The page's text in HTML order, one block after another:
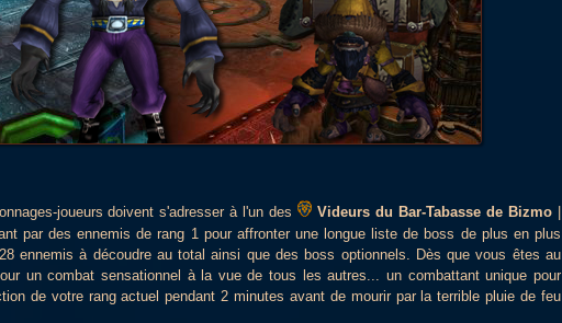
joueurs doivent s'adresser à l'un des Videurs du Bar-Tabasse de Bizmo|
par des ennemis de rang 1 pour affronter une longue liste de boss de plus en plus
ennemis à découdre au total ainsi que des boss optionnels. Dès que vous êtes au
un combat sensationnel à la vue de tous les autres... un combattant unique pour
de votre rang actuel pendant 2 minutes avant de mourir par la terrible pluie de feu